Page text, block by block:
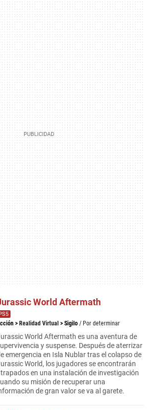
World Aftermath
> Realidad Virtual > Sigilo / Por determinar
World Aftermath es una aventura de
y suspense. Después de aterrizar
emergencia en Isla Nublar tras el colapso de
World, los jugadores se encontrarán
en una instalación de investigación
su misión de recuperar una
de gran valor se va al garete.